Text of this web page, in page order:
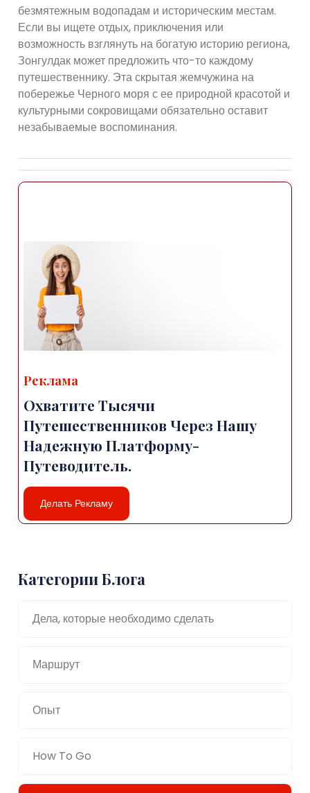
безмятежным водопадам и историческим местам.
Если вы ищете отдых, приключения или
возможность взглянуть на богатую историю региона,
Зонгулдак может предложить что-то каждому
путешественнику. Эта скрытая жемчужина на
побережье Черного моря с ее природной красотой и
культурными сокровищами обязательно оставит
незабываемые воспоминания.
Реклама
Охватите Тысячи
Путешественников Через Нашу
Надежную Платформу-
Путеводитель.
Делать Рекламу
Категории Блога
Дела, которые необходимо сделать
Маршрут
Опыт
How To Go